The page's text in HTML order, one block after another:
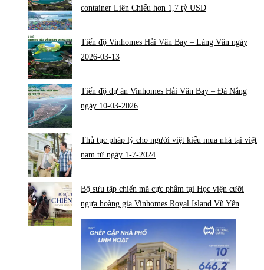
container Liên Chiểu hơn 1,7 tỷ USD
Tiến độ Vinhomes Hải Vân Bay – Làng Vân ngày
2026-03-13
Tiến độ dự án Vinhomes Hải Vân Bay – Đà Nẵng
ngày 10-03-2026
Thủ tục pháp lý cho người việt kiểu mua nhà tại việt
nam từ ngày 1-7-2024
Bộ sưu tập chiến mã cực phẩm tại Học viện cưỡi
ngựa hoàng gia Vinhomes Royal Island Vũ Yên